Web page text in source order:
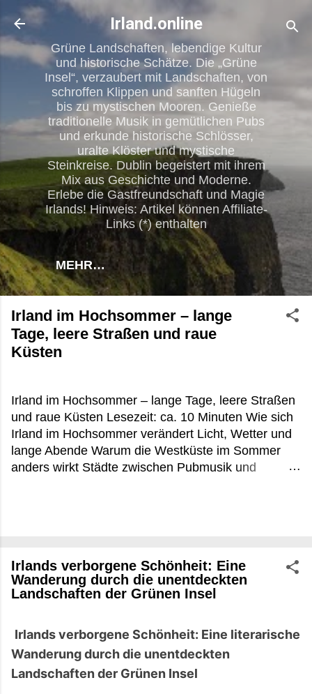
Direkt zum Hauptbereich
Irland.online
Grüne Landschaften, lebendige Kultur
und historische Schätze. Die „Grüne
Insel“, verzaubert mit Landschaften, von
schroffen Klippen und sanften Hügeln
bis zu mystischen Mooren. Genieße
traditionelle Musik in gemütlichen Pubs
und erkunde historische Schlösser,
uralte Klöster und mystische
Steinkreise. Dublin begeistert mit ihrem
Mix aus Geschichte und Moderne.
Erlebe die Gastfreundschaft und Magie
Irlands! Hinweis: Artikel können Affiliate-
Links (*) enthalten
MEHR…
Irland im Hochsommer – lange
Tage, leere Straßen und raue
Küsten
Irland im Hochsommer – lange Tage, leere Straßen
und raue Küsten Lesezeit: ca. 10 Minuten Wie sich
Irland im Hochsommer verändert Licht, Wetter und
lange Abende Warum die Westküste im Sommer
anders wirkt Städte zwischen Pubmusik und
Straße, aus einem offenen Küchenfenster roch es
nach Torffeuer und gebratenem Fisch. In
Deutschland wäre um diese Uhrzeit längst Nacht
oft erst der ruhige Teil des Tages. Viele reisen
wegen der grünen Landschaft oder der bekannten
Küstenstraßen nach Irland. Im Juli und August zeigt
Irlands verborgene Schönheit: Eine
Wanderung durch die unentdeckten
Landschaften der Grünen Insel
Irlands verborgene Schönheit: Eine literarische
Wanderung durch die unentdeckten
Landschaften der Grünen Insel